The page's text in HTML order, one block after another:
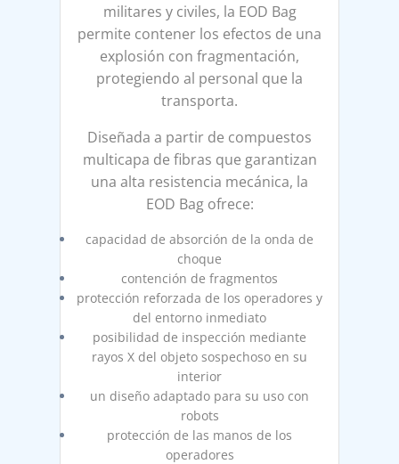
militares y civiles, la EOD Bag
permite contener los efectos de una
explosión con fragmentación,
protegiendo al personal que la
transporta.
Diseñada a partir de compuestos
multicapa de fibras que garantizan
una alta resistencia mecánica, la
EOD Bag ofrece:
capacidad de absorción de la onda de
choque
contención de fragmentos
protección reforzada de los operadores y
del entorno inmediato
posibilidad de inspección mediante
rayos X del objeto sospechoso en su
interior
un diseño adaptado para su uso con
robots
protección de las manos de los
operadores